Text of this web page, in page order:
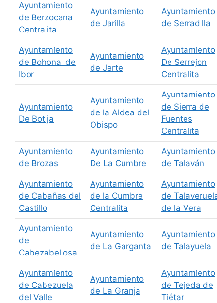
Ayuntamiento
de Berzocana
Centralita
Ayuntamiento
de Jarilla
Ayuntamiento
de Serradilla
Ayuntamiento
de Bohonal de
Ibor
Ayuntamiento
de Jerte
Ayuntamiento
De Serrejon
Centralita
Ayuntamiento
De Botija
Ayuntamiento
de la Aldea del
Obispo
Ayuntamiento
de Sierra de
Fuentes
Centralita
Ayuntamiento
de Brozas
Ayuntamiento
De La Cumbre
Ayuntamiento
de Talaván
Ayuntamiento
de Cabañas del
Castillo
Ayuntamiento
de la Cumbre
Centralita
Ayuntamiento
de
de la Vera
Ayuntamiento
de
Cabezabellosa
Ayuntamiento
de La Garganta
Ayuntamiento
de Talayuela
Ayuntamiento
de Cabezuela
del Valle
Ayuntamiento
de La Granja
Ayuntamiento
de Tejeda de
Tiétar